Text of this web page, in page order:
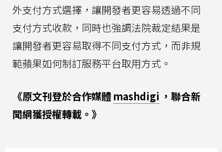
外支付方式選擇，讓開發者更容易透過不同
支付方式收款，同時也強調法院裁定結果是
讓開發者更容易取得不同支付方式，而非規
範蘋果如何制訂服務平台取用方式。
《原文刊登於合作媒體 mashdigi ，聯合新
聞網獲授權轉載。》